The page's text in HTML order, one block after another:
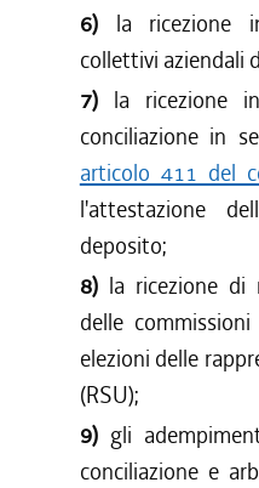
6) la ricezione
collettivi aziendali
7) la ricezione
conciliazione in
articolo 411 del
l'attestazione
deposito;
8) la ricezione di
delle
elezioni delle
(RSU);
9) gli
conciliazione e